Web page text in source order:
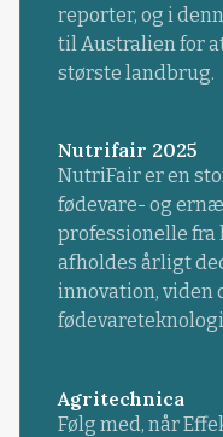
reporter, og i
til Australien for
største landbrug.
Nutrifair 2025
NutriFair er en
fødevare- og
professionelle fra
afholdes årligt
innovation, viden
Agritechnica
Følg med, når